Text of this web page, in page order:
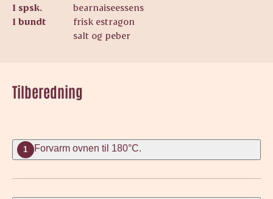
1 spsk.
bearnaiseessens
1 bundt
frisk estragon
salt og peber
Tilberedning
1 Forvarm ovnen til 180°C.